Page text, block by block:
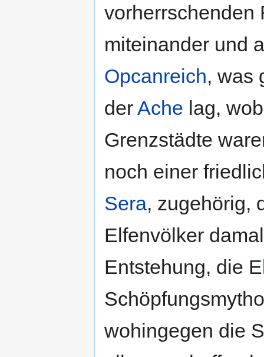
vorherrschenden
miteinander und
Opcanreich, was
derAche lag,
Grenzstädte
noch einer
Sera, zugehörig,
Elfenvölker
Entstehung, die
wohingegen die